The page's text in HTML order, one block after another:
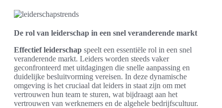
De rol van leiderschap in een snel veranderende markt
Effectief leiderschap speelt een essentiële rol in een snel
veranderende markt. Leiders worden steeds vaker
geconfronteerd met uitdagingen die snelle aanpassing en
duidelijke besluitvorming vereisen. In deze dynamische
omgeving is het cruciaal dat leiders in staat zijn om met
vertrouwen hun team te sturen, wat bijdraagt aan het
vertrouwen van werknemers en de algehele bedrijfscultuur.